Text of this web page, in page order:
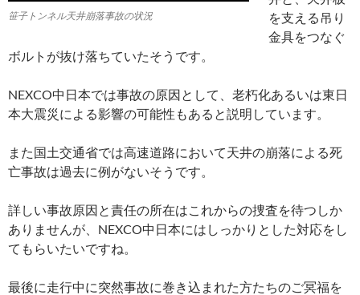
笹子トンネル天井崩落事故の状況
を支える吊り
金具をつなぐ
ボルトが抜け落ちていたそうです。
NEXCO中日本では事故の原因として、老朽化あるいは東日
本大震災による影響の可能性もあると説明しています。
また国土交通省では高速道路において天井の崩落による死
亡事故は過去に例がないそうです。
詳しい事故原因と責任の所在はこれからの捜査を待つしか
ありませんが、NEXCO中日本にはしっかりとした対応をし
てもらいたいですね。
最後に走行中に突然事故に巻き込まれた方たちのご冥福を